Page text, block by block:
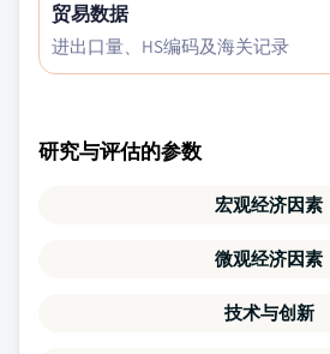
贸易数据
进出口量、HS编码及海关记录
研究与评估的参数
宏观经济因素
微观经济因素
技术与创新